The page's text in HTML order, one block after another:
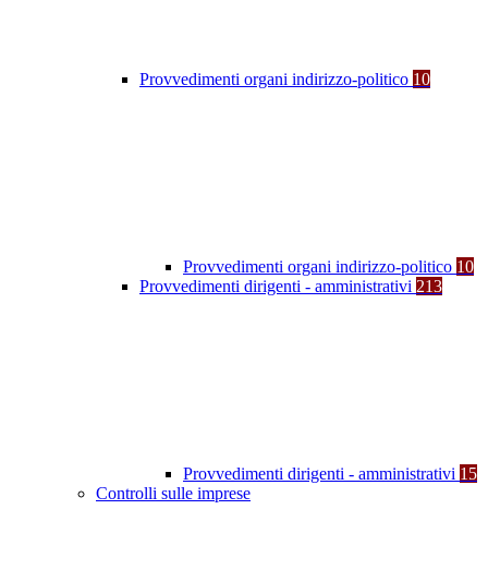
Provvedimenti organi indirizzo-politico 10
Provvedimenti organi indirizzo-politico 10
Provvedimenti dirigenti - amministrativi 213
Provvedimenti dirigenti - amministrativi 15
Controlli sulle imprese